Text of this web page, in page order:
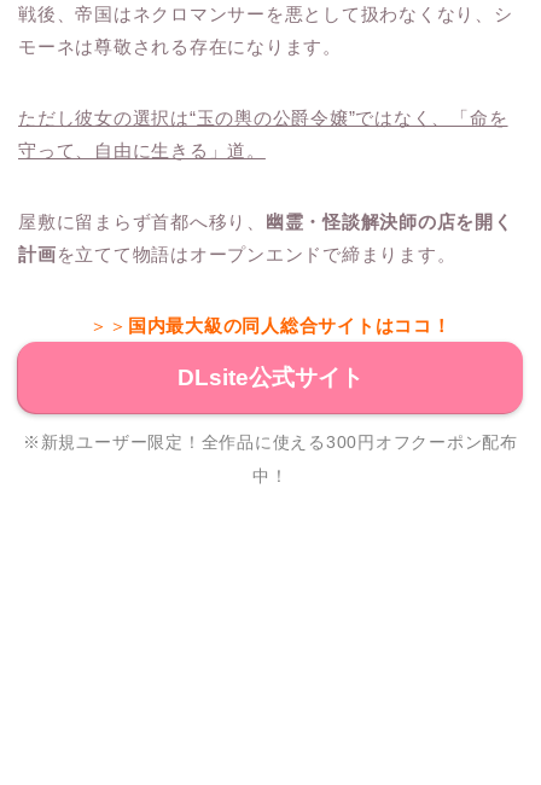
戦後、帝国はネクロマンサーを悪として扱わなくなり、シ
モーネは尊敬される存在になります。
ただし彼女の選択は“玉の輿の公爵令嬢”ではなく、「命を
守って、自由に生きる」道。
屋敷に留まらず首都へ移り、 幽霊・怪談解決師の店を開く
計画を立てて物語はオープンエンドで締まります。
＞＞ 国内最大級の同人総合サイトはココ！
DLsite公式サイト
※新規ユーザー限定！全作品に使える300円オフクーポン配布
中！